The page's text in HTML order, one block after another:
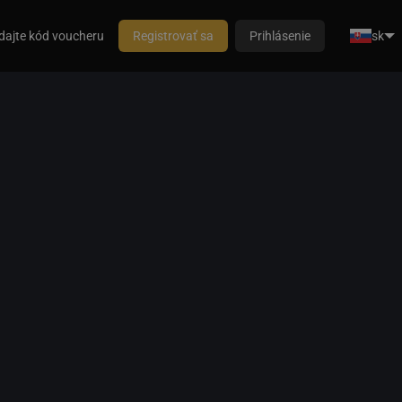
kód voucheru Registrovať sa Prihlásenie sk